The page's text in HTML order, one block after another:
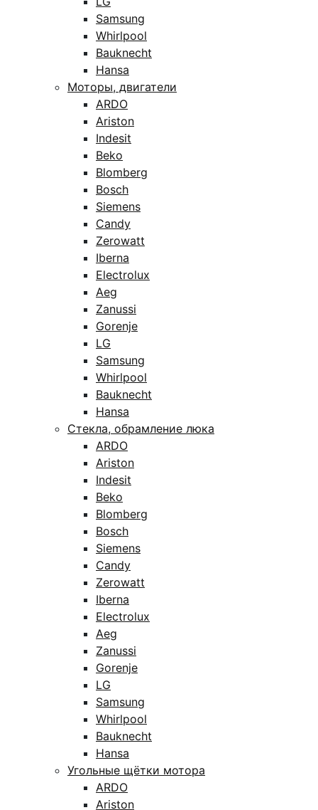
Samsung
Whirlpool
Bauknecht
Hansa
Моторы, двигатели
ARDO
Ariston
Indesit
Beko
Blomberg
Bosch
Siemens
Candy
Zerowatt
Iberna
Electrolux
Aeg
Zanussi
Gorenje
LG
Samsung
Whirlpool
Bauknecht
Hansa
Стекла, обрамление люка
ARDO
Ariston
Indesit
Beko
Blomberg
Bosch
Siemens
Candy
Zerowatt
Iberna
Electrolux
Aeg
Zanussi
Gorenje
LG
Samsung
Whirlpool
Bauknecht
Hansa
Угольные щётки мотора
ARDO
Ariston